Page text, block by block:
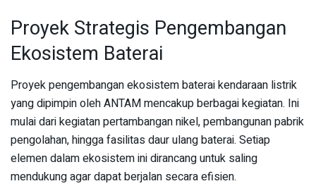
Proyek Strategis Pengembangan
Ekosistem Baterai
Proyek pengembangan ekosistem baterai kendaraan listrik
yang dipimpin oleh ANTAM mencakup berbagai kegiatan. Ini
mulai dari kegiatan pertambangan nikel, pembangunan pabrik
pengolahan, hingga fasilitas daur ulang baterai. Setiap
elemen dalam ekosistem ini dirancang untuk saling
mendukung agar dapat berjalan secara efisien.